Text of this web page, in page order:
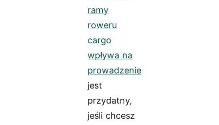
ramy
roweru
cargo
wpływa na
prowadzenie
jest
przydatny,
jeśli chcesz